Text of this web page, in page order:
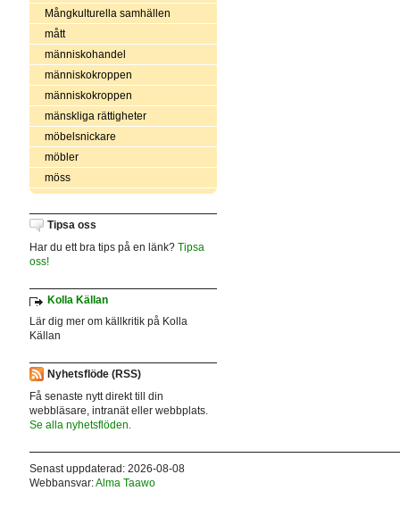
Mångkulturella samhällen
mått
människohandel
människokroppen
människokroppen
mänskliga rättigheter
möbelsnickare
möbler
möss
Tipsa oss
Har du ett bra tips på en länk? Tipsa
oss!
Kolla Källan
Lär dig mer om källkritik på Kolla
Källan
Nyhetsflöde (RSS)
Få senaste nytt direkt till din
webbläsare, intranät eller webbplats.
Se alla nyhetsflöden.
Senast uppdaterad: 2026-08-08
Webbansvar:Alma Taawo